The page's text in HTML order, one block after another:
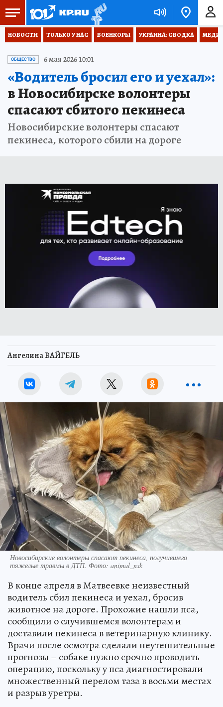
НОВОСТИ ТОЛЬКО У НАС ВОЕНКОРЫ УКРАИНА: СВОДКА
ОБЩЕСТВО 6 мая 2026 10:01
«Водитель бросил его и уехал»:
в Новосибирске волонтеры
спасают сбитого пекинеса
Новосибирские волонтеры спасают
пекинеса, которого сбили на дороге
Ангелина ВАЙГЕЛЬ
Новосибирские волонтеры спасают пекинеса, получившего
тяжелые травмы в ДТП. Фото: animal_nsk
В конце апреля в Матвеевке неизвестный
водитель сбил пекинеса и уехал, бросив
животное на дороге. Прохожие нашли пса,
сообщили о случившемся волонтерам и
доставили пекинеса в ветеринарную клинику.
Врачи после осмотра сделали неутешительные
прогнозы – собаке нужно срочно проводить
операцию, поскольку у пса диагностировали
множественный перелом таза в восьми местах
и разрыв уретры.